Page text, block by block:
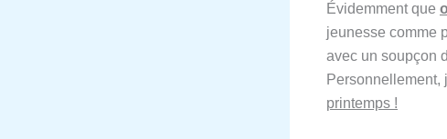
Évidemment que
jeunesse comme
avec un soupçon
Personnellement,
printemps !